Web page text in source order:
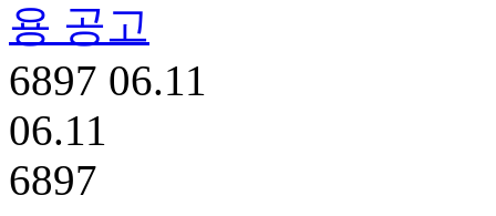
용 공고
6897 06.11
06.11
6897